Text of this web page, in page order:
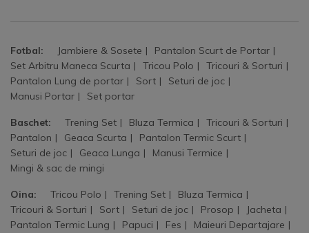
Fotbal: Jambiere & Sosete
Pantalon Scurt de Portar
Set Arbitru Maneca Scurta
Tricou Polo
Tricouri & Sorturi
Pantalon Lung de portar
Sort
Seturi de joc
Manusi Portar
Set portar
Baschet: Trening Set Bluza Termica
Tricouri & Sorturi
Pantalon
Geaca Scurta
Pantalon Termic Scurt
Seturi de joc
Geaca Lunga
Manusi Termice
Mingi & sac de mingi
Oina: Tricou Polo Trening Set
Bluza Termica
Tricouri & Sorturi
Sort Seturi de joc Prosop
Jacheta
Pantalon Termic Lung
Papuci Fes
Maieuri Departajare